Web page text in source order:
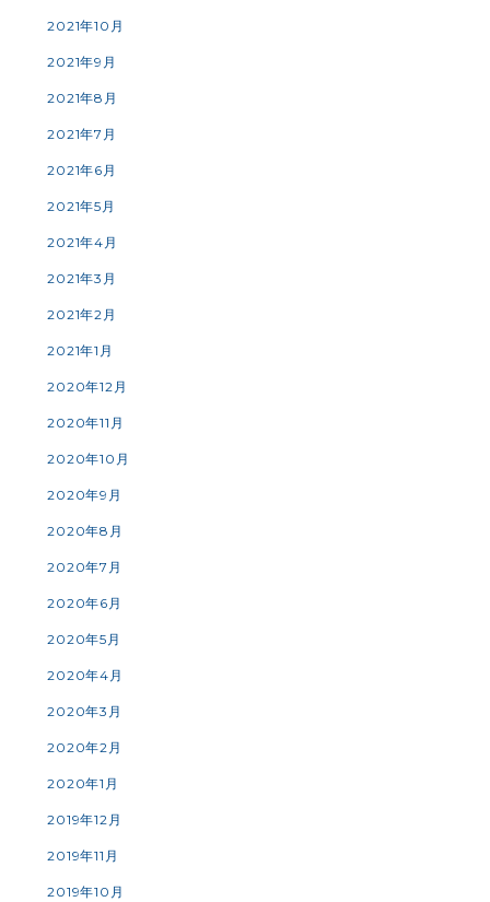
2021年10月
2021年9月
2021年8月
2021年7月
2021年6月
2021年5月
2021年4月
2021年3月
2021年2月
2021年1月
2020年12月
2020年11月
2020年10月
2020年9月
2020年8月
2020年7月
2020年6月
2020年5月
2020年4月
2020年3月
2020年2月
2020年1月
2019年12月
2019年11月
2019年10月